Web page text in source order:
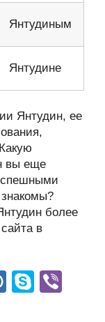
Янтудиным
Янтудине
Янтудин, ее
вы еще
более
в
M S